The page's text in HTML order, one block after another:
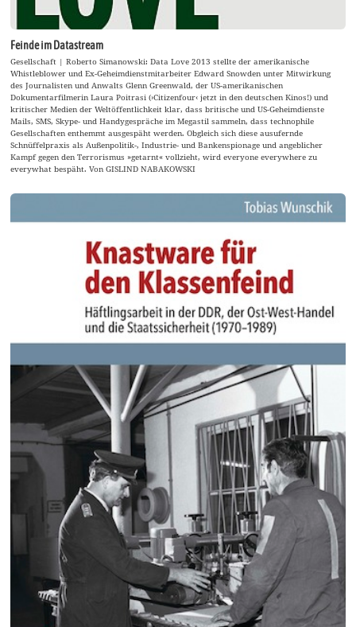
Feinde im Datastream
Gesellschaft | Roberto Simanowski: Data Love 2013 stellte der amerikanische
Whistleblower und Ex-Geheimdienstmitarbeiter Edward Snowden unter Mitwirkung
des Journalisten und Anwalts Glenn Greenwald, der US-amerikanischen
Dokumentarfilmerin Laura Poitrasi (›Citizenfour‹ jetzt in den deutschen Kinos!) und
kritischer Medien der Weltöffentlichkeit klar, dass britische und US-Geheimdienste
Mails, SMS, Skype- und Handygespräche im Megastil sammeln, dass technophile
Gesellschaften enthemmt ausgespäht werden. Obgleich sich diese ausufernde
Schnüffelpraxis als Außenpolitik-, Industrie- und Bankenspionage und angeblicher
Kampf gegen den Terrorismus »getarnt« vollzieht, wird everyone everywhere zu
everywhat bespäht. Von GISLIND NABAKOWSKI